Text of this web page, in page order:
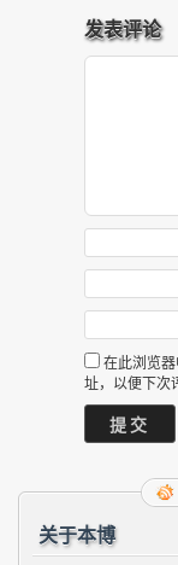
发表评论
在此浏览
址，以便下次
关于本博